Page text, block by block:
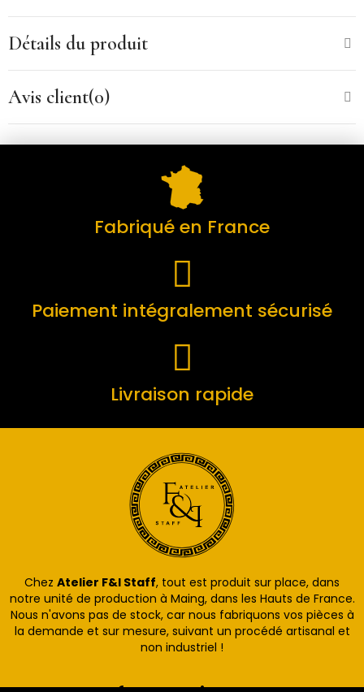
Détails du produit
Avis client(0)
Fabriqué en France
Paiement intégralement sécurisé
Livraison rapide
Chez Atelier F&I Staff, tout est produit sur place, dans
notre unité de production à Maing, dans les Hauts de France.
Nous n'avons pas de stock, car nous fabriquons vos pièces à
la demande et sur mesure, suivant un procédé artisanal et
non industriel !